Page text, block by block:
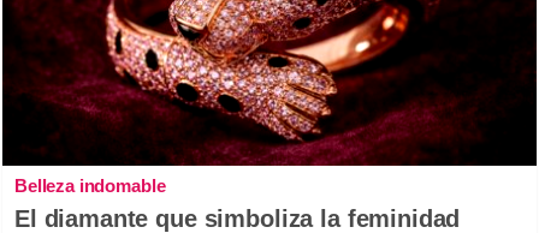
Belleza indomable
El diamante que simboliza la feminidad